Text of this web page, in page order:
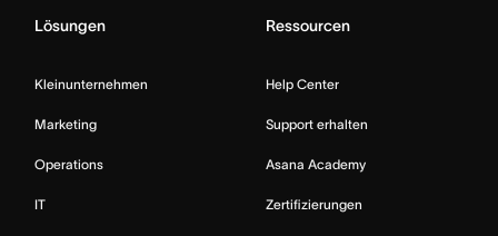
Lösungen
Kleinunternehmen
Marketing
Operations
IT
Ressourcen
Help Center
Support erhalten
Asana Academy
Zertifizierungen